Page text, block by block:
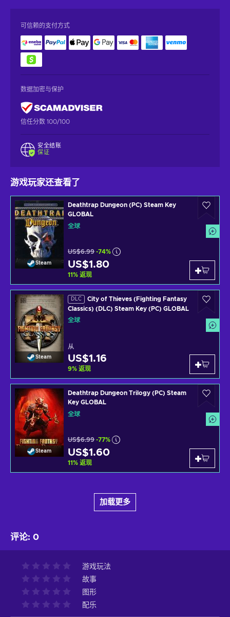
可信赖的支付方式
数据加密与保护
信任分数 100/100
安全结账
保证
游戏玩家还查看了
Steam
Deathtrap Dungeon (PC) Steam Key
GLOBAL
全球
US$6.99 -74%
US$1.80
11% 返现
Steam
DLC
City of Thieves (Fighting Fantasy
Classics) (DLC) Steam Key (PC) GLOBAL
全球
从
US$1.16
9% 返现
Steam
Deathtrap Dungeon Trilogy (PC) Steam
Key GLOBAL
全球
US$6.99 -77%
US$1.60
11% 返现
加载更多
评论: 0
游戏玩法
故事
图形
配乐